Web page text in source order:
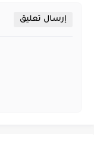
إرسال تعليق